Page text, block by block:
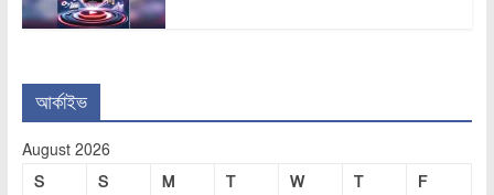
আর্কাইভ
August 2026
S
S M T W T
F